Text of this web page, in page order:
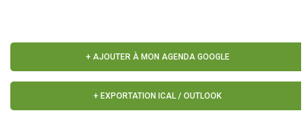
+ AJOUTER À MON AGENDA GOOGLE
+ EXPORTATION ICAL / OUTLOOK